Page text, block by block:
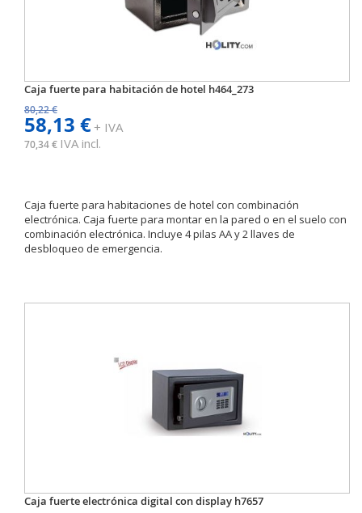
Caja fuerte para habitación de hotel h464_273
80,22 €
58,13 €+ IVA
70,34 € IVA incl.
Caja fuerte para habitaciones de hotel con combinación
electrónica. Caja fuerte para montar en la pared o en el suelo con
combinación electrónica. Incluye 4 pilas AA y 2 llaves de
desbloqueo de emergencia.
Caja fuerte electrónica digital con display h7657